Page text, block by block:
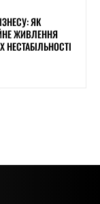
ЯК
ЖИВЛЕННЯ